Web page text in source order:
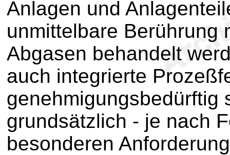
Anlagen und
unmittelbare Berührung
Abgasen behandelt
auch integrierte
genehmigungsbedürftig
grundsätzlich - je nach
besonderen